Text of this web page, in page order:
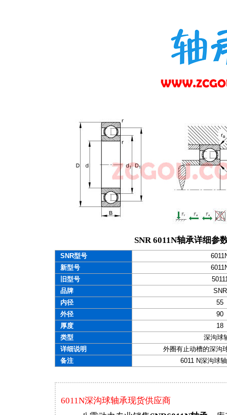
SNR 6011N轴承详细参
SNR型号
新型号
旧型号
品牌
SNR
内径
55
外径
90
厚度
18
类型
深沟球
详细说明
外圈有止动槽的深沟
备注
6011 N深沟球
6011N深沟球轴承现货供应商